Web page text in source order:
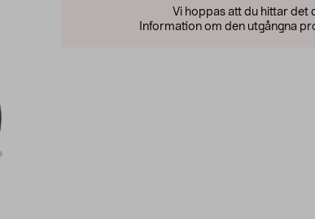
Vi hoppas att du hittar det
Information om den utgångna